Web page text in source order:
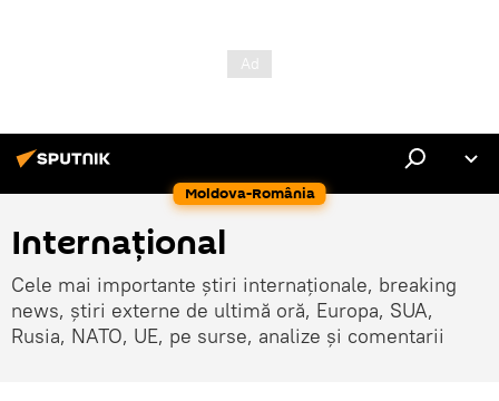
Moldova-România
Internaţional
Cele mai importante știri internaționale, breaking
news, știri externe de ultimă oră, Europa, SUA,
Rusia, NATO, UE, pe surse, analize și comentarii